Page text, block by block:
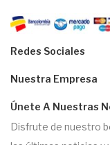
Redes Sociales
Nuestra Empresa
Únete A Nuestras
Disfrute de nuestro